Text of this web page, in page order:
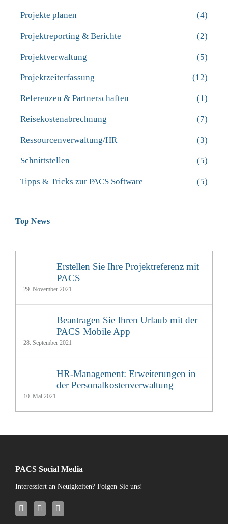
Projekte planen (4)
Projektreporting & Berichte (2)
Projektverwaltung (5)
Projektzeiterfassung (12)
Referenzen & Partnerschaften (1)
Reisekostenabrechnung (7)
Ressourcenverwaltung/HR (3)
Schnittstellen (5)
Tipps & Tricks zur PACS Software (5)
Top News
Erstellen Sie Ihre Projektreferenz mit
PACS
29. November 2021
Beantragen Sie Ihren Urlaub mit der
PACS Mobile App
28. September 2021
HR-Management: Erweiterungen in
der Personalkostenverwaltung
10. Mai 2021
PACS Social Media
Interessiert an Neuigkeiten? Folgen Sie uns!